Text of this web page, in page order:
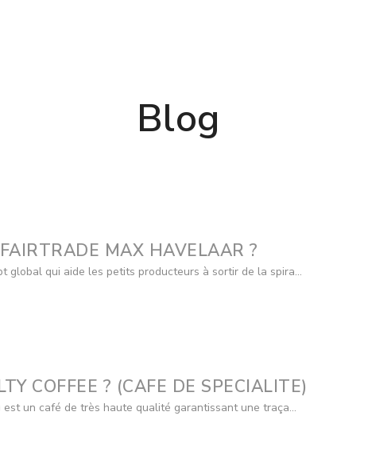
Blog
MAX HAVELAAR ?
global qui aide les petits producteurs à sortir de la spira...
COFFEE ? (CAFE DE SPECIALITE)
un café de très haute qualité garantissant une traça...